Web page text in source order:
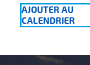
AJOUTER AU
CALENDRIER